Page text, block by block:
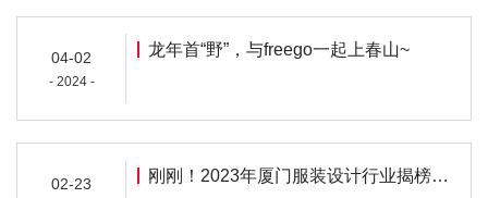
校企嘉宾…
公司优秀供应商的荣誉。永旺是亚洲领先的综合
零售及服务企业集团，有日本、中国、东南亚三
全球拥有…
04-02
- 2024 -
龙年首“野”，与freego一起上春山~
02-23 刚刚！2023年厦门服装设计行业揭榜了，厦门悠派榜上有名！